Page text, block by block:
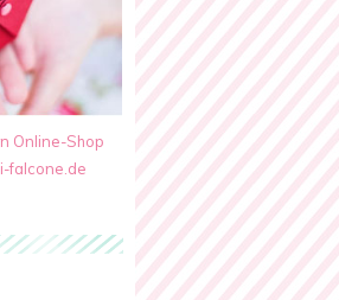
Online-Shop
falcone.de